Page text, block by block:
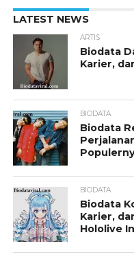
LATEST NEWS
ARTIS
Biodata
Karier,
BIODATA
Biodata
BIODATA
Biodata
Karier,
Hololive